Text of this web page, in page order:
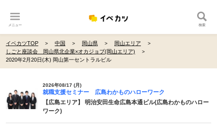
メニュー 検索
イベカツTOP 中国 岡山県
岡山エリア
しごと座談会 岡山県北企業×オカジョブ(岡山エリア)
2020年2月20日(木) 岡山第一セントラルビル
2026年08/17 (月)
就職支援セミナー 広島わかものハローワーク
【広島エリア】 明治安田生命広島本通ビル(広島わかものハロー
ワーク)